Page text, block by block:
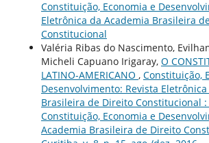
Constituição, Economia e
Eletrônica da Academia Brasileira
Constitucional
Valéria Ribas do Nascimento,
Micheli Capuano Irigaray, O
LATINO-AMERICANO , Constituição,
Desenvolvimento: Revista
Brasileira de Direito Constitucional :
Constituição, Economia e
Academia Brasileira de Direito